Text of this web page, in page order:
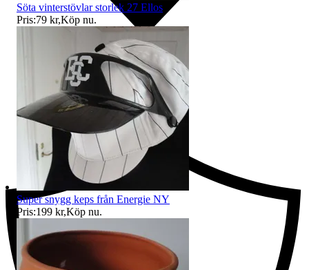
Ersättning om du inte får din vara
Söta vinterstövlar storlek 27 Ellos
Pris:79 kr,Köp nu.
Super snygg keps från Energie NY
Pris:199 kr,Köp nu.